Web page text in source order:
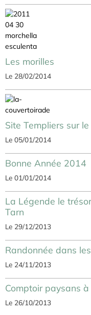
Les morilles
Le 28/02/2014
Site Templiers sur
Le 05/01/2014
Bonne Année 2014
Le 01/01/2014
La Légende le
Tarn
Le 29/12/2013
Randonnée dans
Le 24/11/2013
Comptoir paysans
Le 26/10/2013